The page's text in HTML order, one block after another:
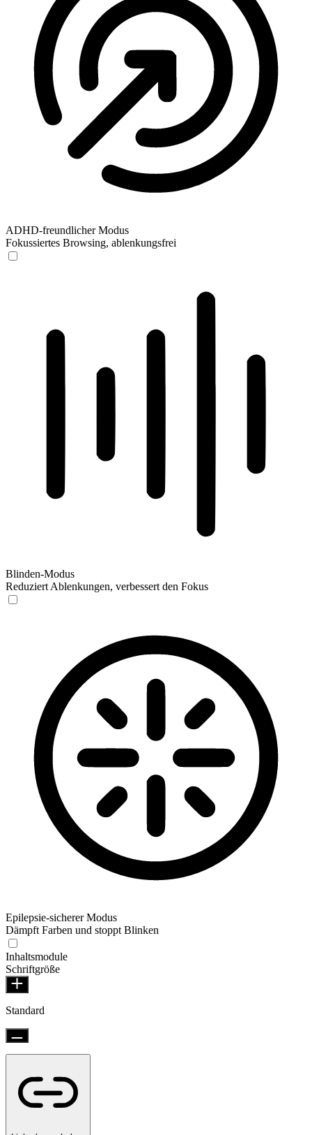
ADHD-freundlicher Modus
Fokussiertes Browsing, ablenkungsfrei
Blinden-Modus
Reduziert Ablenkungen, verbessert den Fokus
Epilepsie-sicherer Modus
Dämpft Farben und stoppt Blinken
Inhaltsmodule
Schriftgröße
Standard